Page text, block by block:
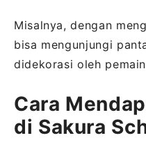
Misalnya, dengan
bisa mengunjungi
didekorasi oleh
Cara
di Sakura